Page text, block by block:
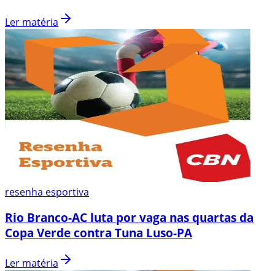
Ler matéria
resenha esportiva
Rio Branco-AC luta por vaga nas quartas da
Copa Verde contra Tuna Luso-PA
Ler matéria